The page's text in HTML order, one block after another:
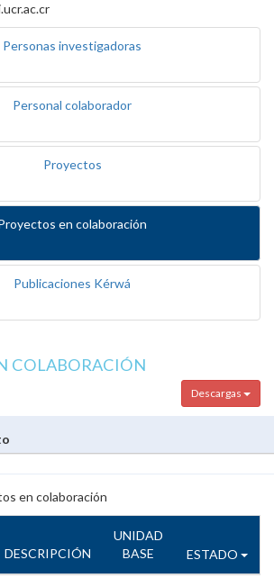
Personas investigadoras
Personal colaborador
Proyectos
en colaboración
Publicaciones Kérwá
COLABORACIÓN
Descargas
en colaboración
DESCRIPCIÓN
UNIDAD
BASE
ESTADO